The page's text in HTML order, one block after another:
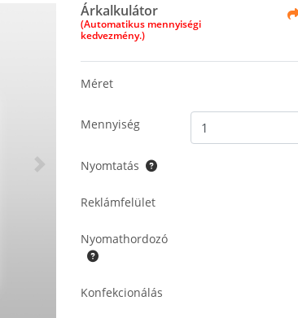
Árkalkulátor
(Automatikus mennyiségi
kedvezmény.)
Méret
Mennyiség
Nyomtatás
Reklámfelület
Nyomathordozó
Konfekcionálás